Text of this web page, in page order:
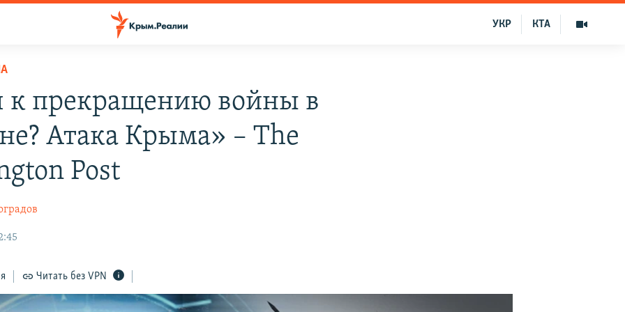
КТА
УКР
к прекращению войны в
Атака Крыма» – Тhe
Post
Читать без VPN